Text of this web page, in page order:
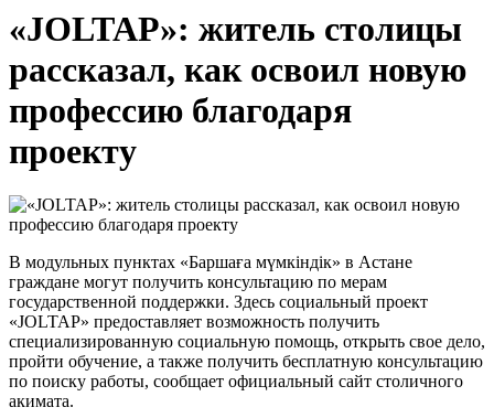
«JOLTAP»: житель столицы
рассказал, как освоил новую
профессию благодаря
проекту
В модульных пунктах «Бaршaғa мүмкіндік» в Астане
граждане могут получить консультацию по мерам
государственной поддержки. Здесь социальный проект
«JOLTAP» предоставляет возможность получить
специализированную социальную помощь, открыть свое дело,
пройти обучение, а также получить бесплатную консультацию
по поиску работы, сообщает официальный сайт столичного
акимата.